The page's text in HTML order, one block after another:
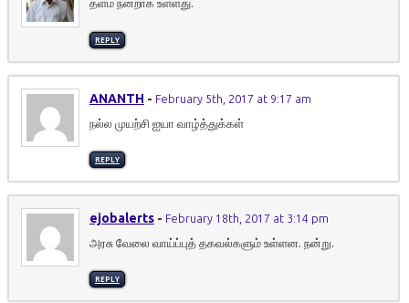
REPLY
ANANTH - February 5th, 2017 at 9:17 am
நல்ல முயற்சி ஐயா வாழ்த்துக்கள்
REPLY
ejobalerts - February 18th, 2017 at 3:14 pm
அரசு வேலை வாய்ப்புத் தகவல்களும் உள்ளன. நன்று.
REPLY